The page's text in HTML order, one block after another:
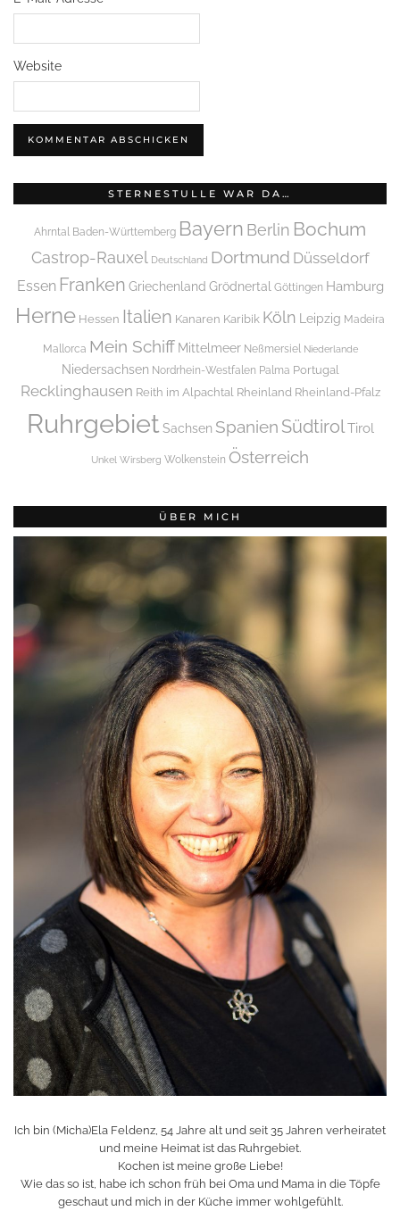
Website
STERNESTULLE WAR DA…
Ahrntal Baden-Württemberg Bayern Berlin Bochum
Castrop-Rauxel Deutschland Dortmund Düsseldorf
Essen Franken Griechenland Grödnertal Göttingen Hamburg
Herne Hessen Italien Kanaren Karibik Köln Leipzig Madeira
Mallorca Mein Schiff Mittelmeer Neßmersiel Niederlande
Niedersachsen Nordrhein-Westfalen Palma Portugal
Recklinghausen Reith im Alpachtal Rheinland Rheinland-Pfalz
Ruhrgebiet Sachsen Spanien SüdtirolTirol
Unkel Wirsberg Wolkenstein Österreich
ÜBER MICH
Ich bin (Micha)Ela Feldenz, 54 Jahre alt und seit 35 Jahren verheiratet
und meine Heimat ist das Ruhrgebiet.
Kochen ist meine große Liebe!
Wie das so ist, habe ich schon früh bei Oma und Mama in die Töpfe
geschaut und mich in der Küche immer wohlgefühlt.